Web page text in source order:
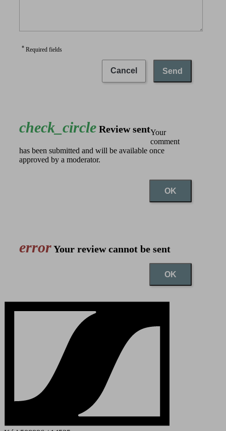
* Required fields
Cancel Send
check_circle Review sentYour
comment
has been submitted and will be available once
approved by a moderator.
OK
errorYour review cannot be sent
OK